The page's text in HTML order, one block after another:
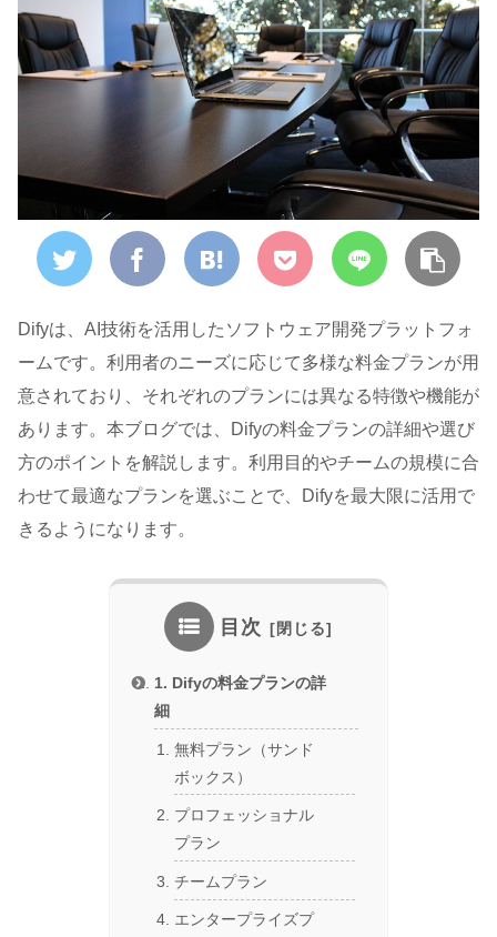
Difyは、AI技術を活用したソフトウェア開発プラットフォ
ームです。利用者のニーズに応じて多様な料金プランが用
意されており、それぞれのプランには異なる特徴や機能が
あります。本ブログでは、Difyの料金プランの詳細や選び
方のポイントを解説します。利用目的やチームの規模に合
わせて最適なプランを選ぶことで、Difyを最大限に活用で
きるようになります。
目次
1. Difyの料金プランの詳
細
無料プラン（サンド
ボックス）
プロフェッショナル
プラン
チームプラン
エンタープライズプ